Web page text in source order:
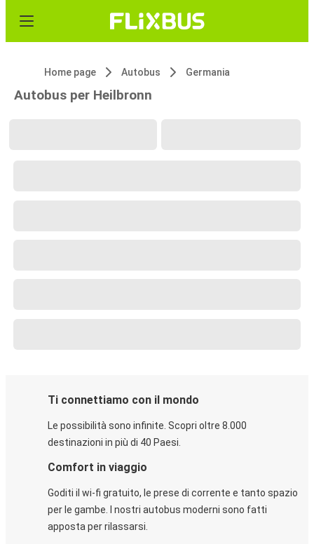
Home page Autobus Germania
Autobus per Heilbronn
Ti connettiamo con il mondo
Le possibilità sono infinite. Scopri oltre 8.000
destinazioni in più di 40 Paesi.
Comfort in viaggio
Goditi il wi-fi gratuito, le prese di corrente e tanto spazio
per le gambe. I nostri autobus moderni sono fatti
apposta per rilassarsi.